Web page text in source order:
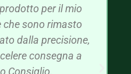
per il mio
che sono rimasto
dalla precisione,
consegna a
Consiglio.